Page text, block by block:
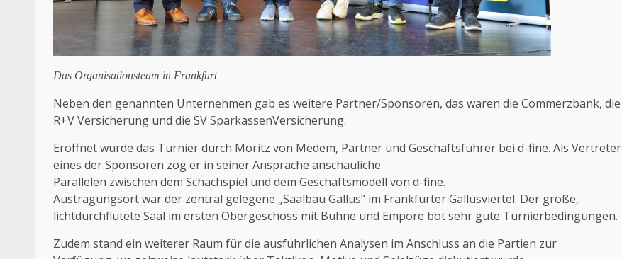
Das Organisationsteam in Frankfurt
Neben den genannten Unternehmen gab es weitere Partner/Sponsoren, das waren die Commerzbank, die
R+V Versicherung und die SV SparkassenVersicherung.
Eröffnet wurde das Turnier durch Moritz von Medem, Partner und Geschäftsführer bei d-fine. Als Vertreter
eines der Sponsoren zog er in seiner Ansprache anschauliche
Parallelen zwischen dem Schachspiel und dem Geschäftsmodell von d-fine.
Austragungsort war der zentral gelegene „Saalbau Gallus“ im Frankfurter Gallusviertel. Der große,
lichtdurchflutete Saal im ersten Obergeschoss mit Bühne und Empore bot sehr gute Turnierbedingungen.
Zudem stand ein weiterer Raum für die ausführlichen Analysen im Anschluss an die Partien zur